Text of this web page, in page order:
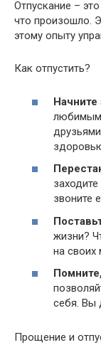
Отпускание –
что произошло.​
этому опыту
Как отпустить?​
Начните
любимым
звоните
жизни?​
на своих
себя.​ Вы
Прощение и